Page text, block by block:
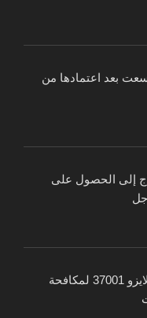
بعد اعتمادها من
إلى الحصول على
خطوات تطبيق شهادة الايزو 37001 لمكافحة